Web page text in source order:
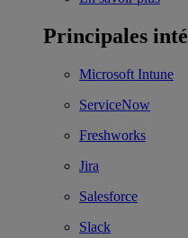
Principales
Microsoft Intune
ServiceNow
Freshworks
Jira
Salesforce
Slack